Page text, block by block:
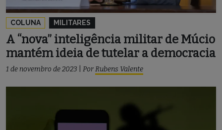
COLUNA MILITARES
A “nova” inteligência militar de Múcio
mantém ideia de tutelar a democracia
1 de novembro de 2023 PorRubens Valente